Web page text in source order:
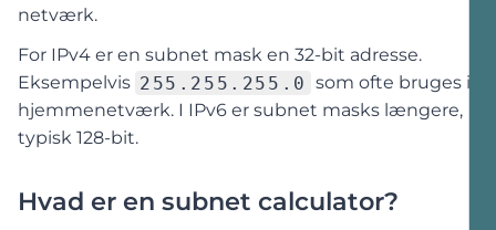
netværk.
For IPv4 er en subnet mask en 32-bit adresse.
Eksempelvis 255.255.255.0 som ofte bruges i
hjemmenetværk. I IPv6 er subnet masks længere,
typisk 128-bit.
Hvad er en subnet calculator?